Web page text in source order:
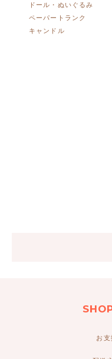
ドール・ぬいぐるみ
ペーパートランク
キャンドル
お支